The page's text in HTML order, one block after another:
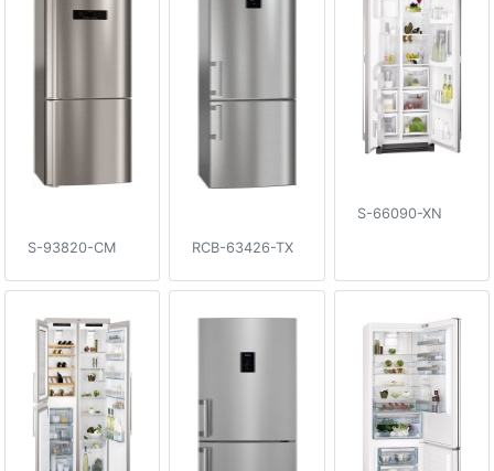
S-93820-CM RCB-63426-TX
S-66090-XN